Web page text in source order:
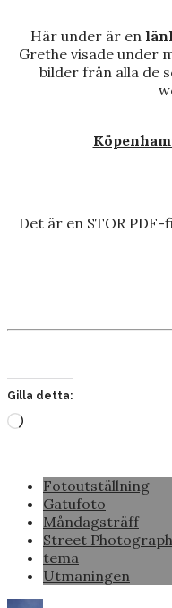
Här under är en
Grethe visade under
bilder från alla de
Det är en STOR
Gilla detta:
Laddar
Fotoutställning
Gatufoto
Måndagsträff
Street
tema
Utmaningen